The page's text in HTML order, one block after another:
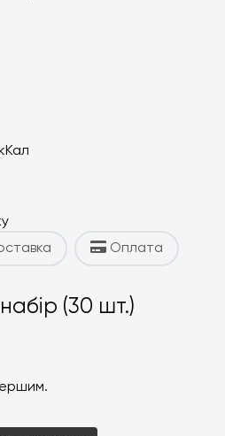
Оплата
(30 шт.)